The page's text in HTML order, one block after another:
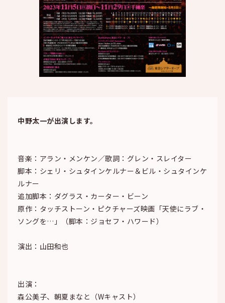
中野太一が出演します。
音楽：アラン・メンケン／歌詞：グレン・スレイター
脚本：シェリ・シュタインケルナー＆ビル・シュタインケ
ルナー
追加脚本：ダグラス・カーター・ビーン
原作：タッチストーン・ピクチャーズ映画「天使にラブ・
ソングを…」（脚本：ジョセフ・ハワード）
演出：山田和也
出演：
森公美子、朝夏まなと（Wキャスト）